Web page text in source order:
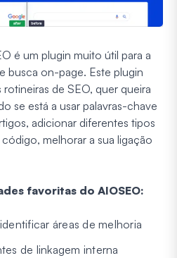
é um plugin muito útil para a
busca on-page. Este plugin
de SEO, quer queira
se está a usar palavras-chave
adicionar diferentes tipos
melhorar a sua ligação
favoritas do AIOSEO:
áreas de melhoria
de linkagem interna